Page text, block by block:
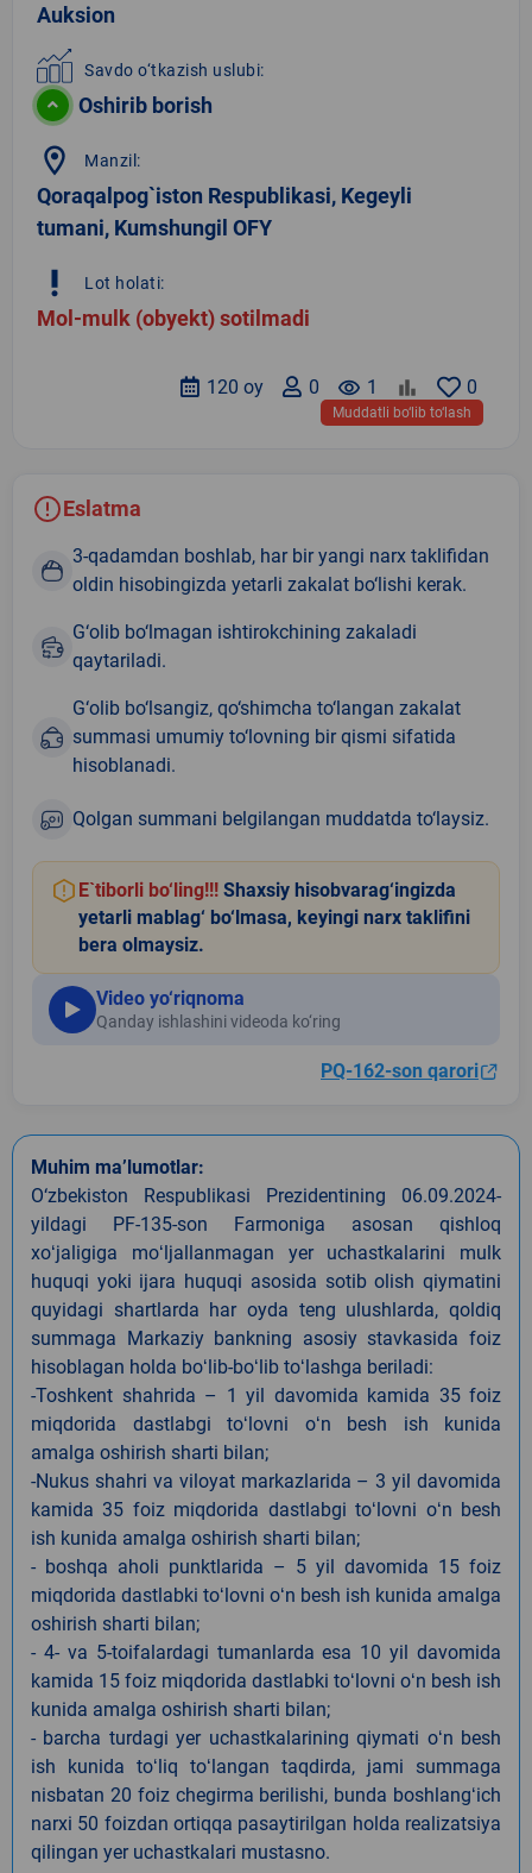
Auksion
Savdo o‘tkazish uslubi:
Oshirib borish
location_on Manzil:
Qoraqalpog`iston Respublikasi, Kegeyli
tumani, Kumshungil OFY
priority_high Lot holati:
Mol-mulk (obyekt) sotilmadi
0
remove_red_eye 1
0
120 oy
Muddatli bo‘lib to‘lash
Eslatma
3-qadamdan boshlab, har bir yangi narx taklifidan
oldin hisobingizda yetarli zakalat bo‘lishi kerak.
G‘olib bo‘lmagan ishtirokchining zakaladi
qaytariladi.
G‘olib bo‘lsangiz, qo‘shimcha to‘langan zakalat
summasi umumiy to‘lovning bir qismi sifatida
hisoblanadi.
Qolgan summani belgilangan muddatda to‘laysiz.
E`tiborli bo‘ling!!! Shaxsiy hisobvarag‘ingizda
yetarli mablag‘ bo‘lmasa, keyingi narx taklifini
bera olmaysiz.
Video yo‘riqnoma
Qanday ishlashini videoda ko‘ring
PQ-162-son qarori
Muhim ma’lumotlar:
O‘zbekiston Respublikasi Prezidentining 06.09.2024-
yildagi PF-135-son Farmoniga asosan qishloq
xoʻjaligiga moʻljallanmagan yer uchastkalarini mulk
huquqi yoki ijara huquqi asosida sotib olish qiymatini
quyidagi shartlarda har oyda teng ulushlarda, qoldiq
summaga Markaziy bankning asosiy stavkasida foiz
hisoblagan holda boʻlib-boʻlib toʻlashga beriladi:
-Toshkent shahrida – 1 yil davomida kamida 35 foiz
miqdorida dastlabgi toʻlovni oʻn besh ish kunida
amalga oshirish sharti bilan;
-Nukus shahri va viloyat markazlarida – 3 yil davomida
kamida 35 foiz miqdorida dastlabgi toʻlovni oʻn besh
ish kunida amalga oshirish sharti bilan;
- boshqa aholi punktlarida – 5 yil davomida 15 foiz
miqdorida dastlabki toʻlovni oʻn besh ish kunida amalga
oshirish sharti bilan;
- 4- va 5-toifalardagi tumanlarda esa 10 yil davomida
kamida 15 foiz miqdorida dastlabki toʻlovni oʻn besh ish
kunida amalga oshirish sharti bilan;
- barcha turdagi yer uchastkalarining qiymati oʻn besh
ish kunida toʻliq toʻlangan taqdirda, jami summaga
nisbatan 20 foiz chegirma berilishi, bunda boshlangʻich
narxi 50 foizdan ortiqqa pasaytirilgan holda realizatsiya
qilingan yer uchastkalari mustasno.